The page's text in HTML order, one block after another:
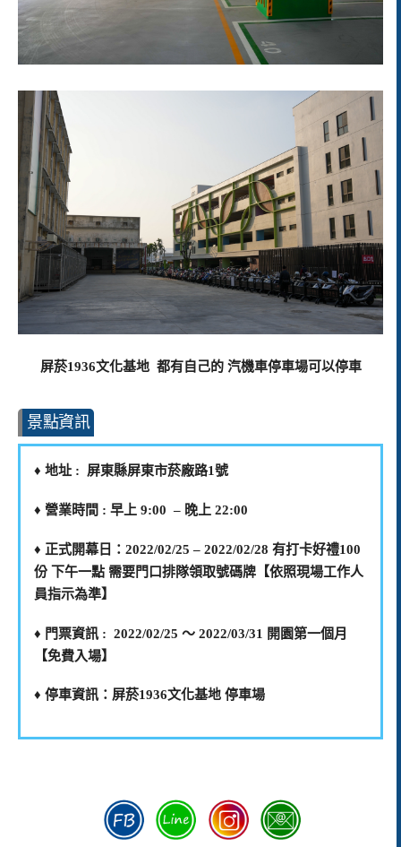
屏菸1936文化基地 都有自己的 汽機車停車場可以停車
景點資訊
♦️ 地址 : 屏東縣屏東市菸廠路1號
♦️ 營業時間 : 早上 9:00 – 晚上 22:00
♦️ 正式開幕日：2022/02/25 – 2022/02/28 有打卡好禮100
份 下午一點 需要門口排隊領取號碼牌【依照現場工作人
員指示為準】
♦️ 門票資訊 : 2022/02/25 ～ 2022/03/31 開園第一個月
【免費入場】
♦️ 停車資訊：屏菸1936文化基地 停車場